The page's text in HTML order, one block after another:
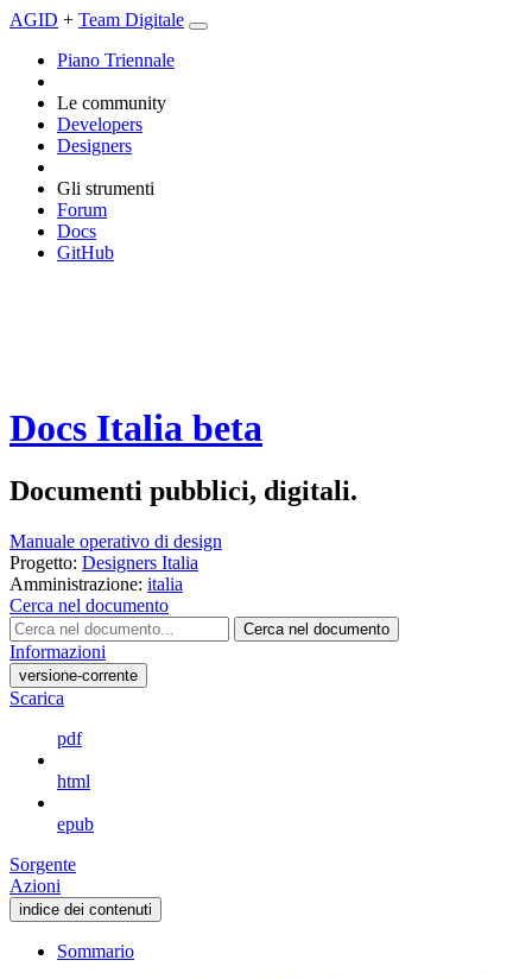
AGID + Team Digitale
Piano Triennale
Le community
Developers
Designers
Gli strumenti
Forum
Docs
GitHub
Docs Italia beta
Documenti pubblici, digitali.
Manuale operativo di design
Progetto: Designers Italia
Amministrazione: italia
Cerca nel documento
Cerca nel documento
Informazioni
versione-corrente
Scarica
pdf
html
epub
Sorgente
Azioni
indice dei contenuti
Sommario